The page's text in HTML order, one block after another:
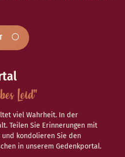
Leid"
viel Wahrheit. In der
Teilen Sie Erinnerungen mit
kondolieren Sie den
in unserem Gedenkportal.